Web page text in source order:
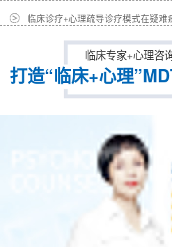
临床诊疗+心理疏导诊疗模式在疑难
临床专家+心理咨
打造“临床+心理